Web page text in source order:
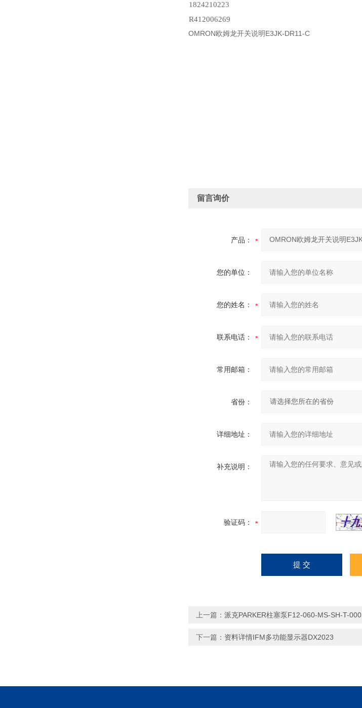
1824210223
R412006269
OMRON欧姆龙开关说明E3JK-DR11-C
留言询价
产品：
您的单位：
您的姓名：
联系电话：
常用邮箱：
省份：
详细地址：
补充说明：
验证码：
上一篇： 派克PARKER柱塞泵F12-060-MS-SH-T-000
下一篇： 资料详情IFM多功能显示器DX2023